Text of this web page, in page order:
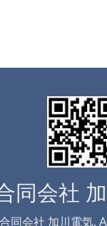
同会社
合同会社 加川電気.